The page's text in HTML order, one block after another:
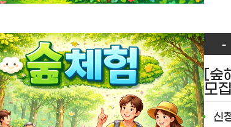
-
[숲
모집
신